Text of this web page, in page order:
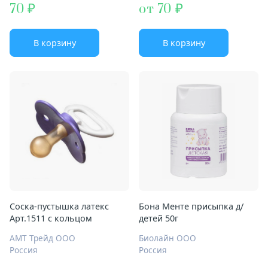
70
В корзину
от 70
В корзину
Соска-пустышка латекс
Арт.1511 с кольцом
АМТ Трейд ООО
Россия
Бона Менте присыпка д/
детей 50г
Биолайн ООО
Россия